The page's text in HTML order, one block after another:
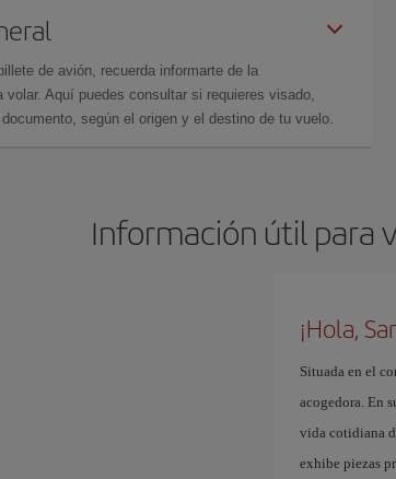
de avión, recuerda informarte de la
Aquí puedes consultar si requieres visado,
según el origen y el destino de tu vuelo.
Información útil para
¡Hola,
Situada en el
acogedora. En
vida cotidiana
exhibe piezas